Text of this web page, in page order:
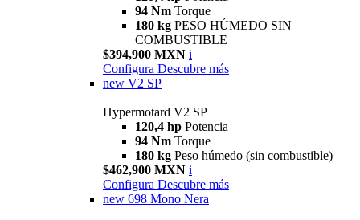
94 Nm Torque
180 kg PESO HÚMEDO SIN
COMBUSTIBLE
$394,900 MXN i
Configura Descubre más
new V2 SP
Hypermotard V2 SP
120,4 hp Potencia
94 Nm Torque
180 kg Peso húmedo (sin combustible)
$462,900 MXN i
Configura Descubre más
new 698 Mono Nera